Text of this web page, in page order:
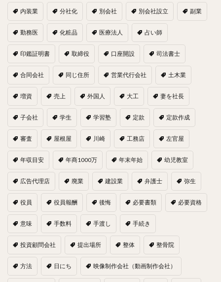
内装業 分社化 別会社 別会社設立 副業
勤務医 化粧品 医療法人 占い師
印鑑証明書 取締役 口座開設 司法書士
合同会社 同じ住所 営業代行会社 土木業
増資 売上 外国人 大工 妻を社長
子会社 学生 学習塾 定款 定款作成
審査 屋根屋 川崎 工務店 左官屋
年収目安 年商1000万 年末年始 幼児教室
広告代理店 廃業 建設業 弁護士 弥生
役員 役員報酬 後悔 必要書類 必要資格
意味 手数料 手渡し 手続き
投資顧問会社 提出場所 整体 整骨院
方法 日にち 映像制作会社（動画制作会社）